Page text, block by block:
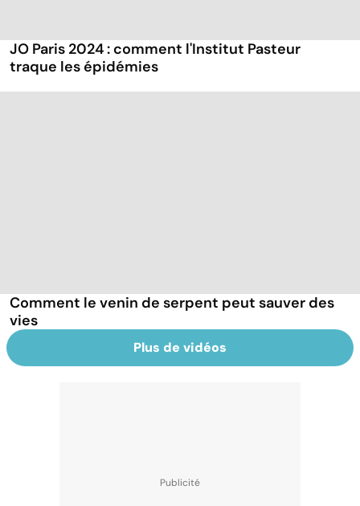
JO Paris 2024 : comment l'Institut Pasteur
traque les épidémies
Comment le venin de serpent peut sauver des
vies
Plus de vidéos